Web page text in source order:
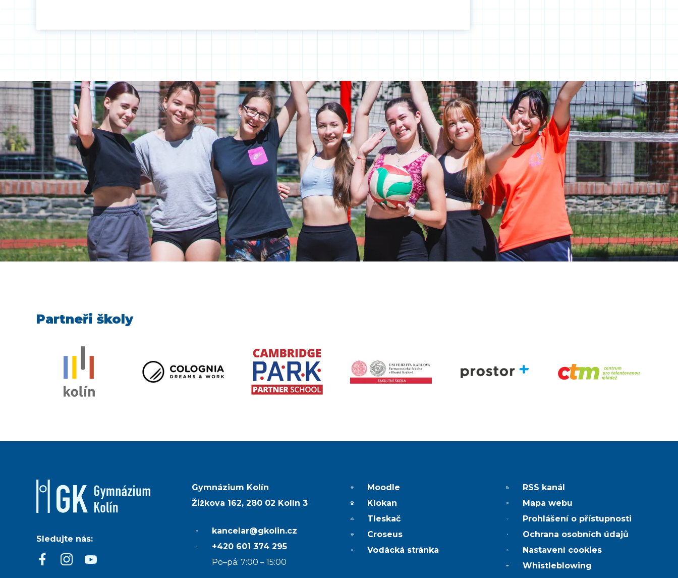
Partneři školy
Sledujte nás:
Gymnázium Kolín
Žižkova 162, 280 02 Kolín 3
kancelar@gkolin.cz
+420 601 374 295
Po–pá: 7:00 – 15:00
Moodle
Klokan
Tleskač
Croseus
Vodácká stránka
RSS kanál
Mapa webu
Prohlášení o přístupnosti
Ochrana osobních údajů
Nastavení cookies
Whistleblowing